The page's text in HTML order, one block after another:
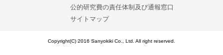
公的研究費の責任体制及び通報窓口
サイトマップ
Copyright(C) 2016 Sanyokiki Co., Ltd. All right reserved.